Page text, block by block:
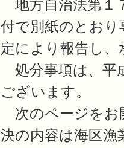
地方自治法第１
付で別紙のとお
定により報告し
処分事項は、平
ございます。
次のページをお
決の内容は海区漁